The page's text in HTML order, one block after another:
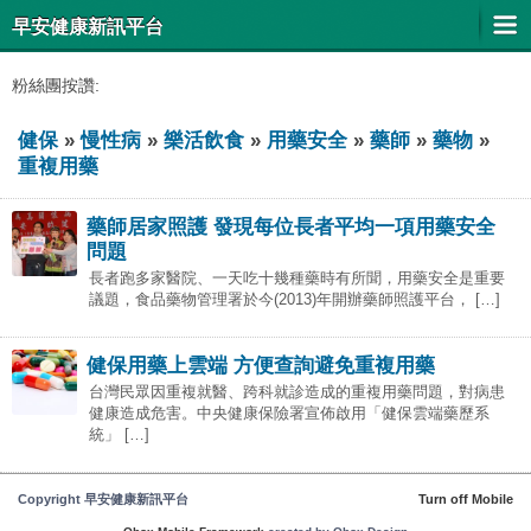
早安健康新訊平台
粉絲團按讚:
健保»慢性病 » 樂活飲食 » 用藥安全» 藥師 » 藥物 »
重複用藥
藥師居家照護 發現每位長者平均一項用藥安全
問題
長者跑多家醫院、一天吃十幾種藥時有所聞，用藥安全是重要
議題，食品藥物管理署於今(2013)年開辦藥師照護平台， […]
健保用藥上雲端 方便查詢避免重複用藥
台灣民眾因重複就醫、跨科就診造成的重複用藥問題，對病患
健康造成危害。中央健康保險署宣佈啟用「健保雲端藥歷系
統」 […]
Copyright 早安健康新訊平台 Turn off Mobile